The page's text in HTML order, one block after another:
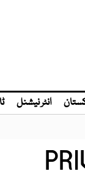
انٹر نیشنل